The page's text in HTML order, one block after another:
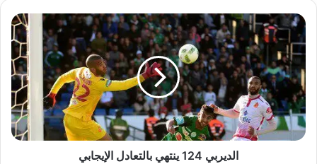
ا
ل
د
ر
ب
ي
1
2
الديربي 124 ينتهي بالتعادل الإيجابي